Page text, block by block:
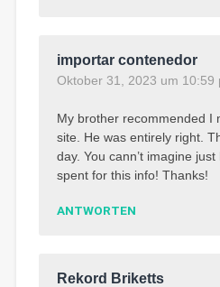
importar contenedor
Oktober 31, 2023 um 10:59
My brother recommended I
site. He was entirely right.
day. You cann’t imagine
spent for this info! Thanks!
ANTWORTEN
Rekord Briketts